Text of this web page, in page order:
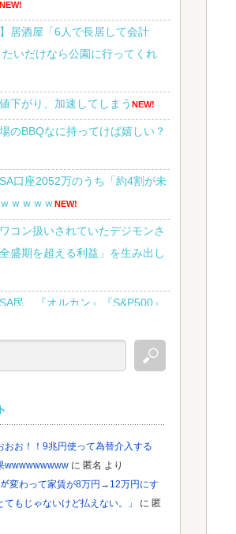
NEW!
】居酒屋「6人で長居して会計
いだけなら公園に行ってくれ
下がり、加速してしまう NEW!
のBBQなに持ってけば嬉しい？
口座2052万のうち「約4割が未
ｗｗｗｗNEW!
ワコン扱いされていたデジモンさ
盛期を超える利益」を生み出し
民、『オルカン』『S&P500』
相互RSS
おお！！9兆円使って為替介入する
wwwwwwwww に 匿名 より
が変わって家賃が8万円→12万円にす
もじゃないけど払えない。」
に 匿